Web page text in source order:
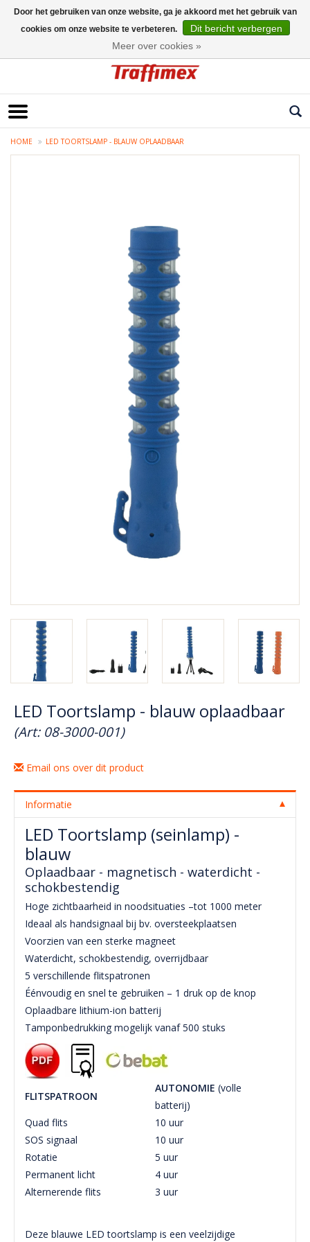
HOME LED TOORTSLAMP - BLAUW OPLAADBAAR
LED Toortslamp - blauw oplaadbaar
(Art: 08-3000-001)
Email ons over dit product
Informatie
LED Toortslamp (seinlamp) -
blauw
Oplaadbaar - magnetisch - waterdicht -
schokbestendig
Hoge zichtbaarheid in noodsituaties –tot 1000 meter
Ideaal als handsignaal bij bv. oversteekplaatsen
Voorzien van een sterke magneet
Waterdicht, schokbestendig, overrijdbaar
5 verschillende flitspatronen
Éénvoudig en snel te gebruiken – 1 druk op de knop
Oplaadbare lithium-ion batterij
Tamponbedrukking mogelijk vanaf 500 stuks
FLITSPATROON
AUTONOMIE (volle
batterij)
Quad flits
10 uur
SOS signaal
10 uur
Rotatie
5 uur
Permanent licht
4 uur
Alternerende flits
3 uur
Deze blauwe LED toortslamp is een veelzijdige
Door het gebruiken van onze website, ga je akkoord met het gebruik van
cookies om onze website te verbeteren.
Dit bericht verbergen
Meer over cookies »